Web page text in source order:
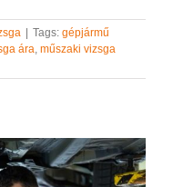
Tags: gépjármű
ára, műszaki vizsga